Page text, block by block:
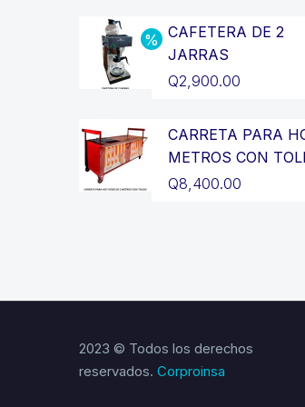
original
era:
Q14,400.00.
precio
actual
es:
CAFETERA DE 2
JARRAS
El
original
era:
Q3,200.00.
Q2,900.00
precio
actual
es:
CARRETA PARA
METROS CON
Q8,400.00
2023 © Todos los derechos
reservados. Corproinsa